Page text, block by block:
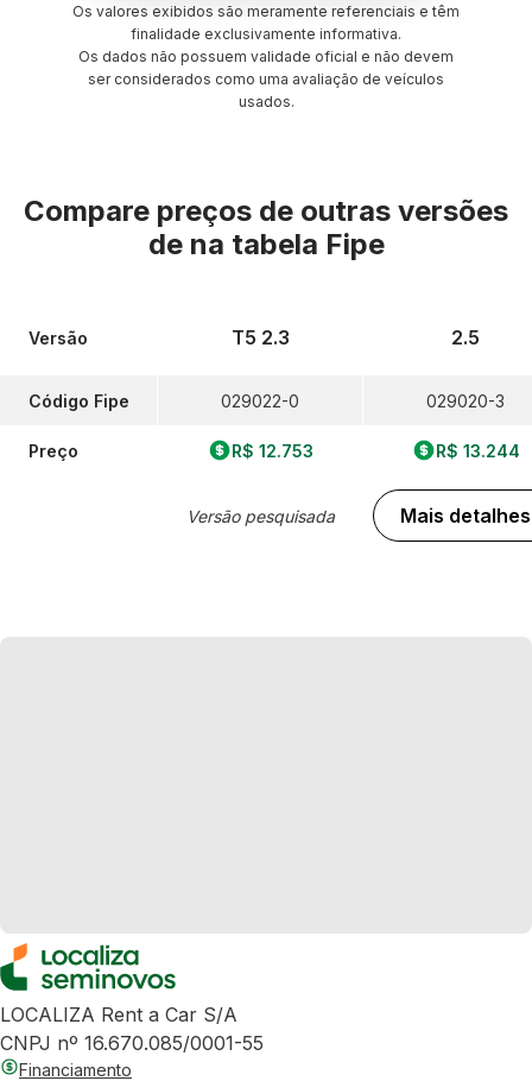
Os valores exibidos são meramente referenciais e têm
finalidade exclusivamente informativa.
Os dados não possuem validade oficial e não devem
ser considerados como uma avaliação de veículos
usados.
Compare preços de outras versões
de na tabela Fipe
Versão
Código Fipe
Preço
T5 2.3
029022-0
R$ 12.753
Versão pesquisada
2.5
029020-3
R$ 13.244
Mais detalhes
LOCALIZA Rent a Car S/A
CNPJ nº 16.670.085/0001-55
Financiamento